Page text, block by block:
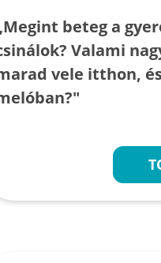
beteg a
Valami
vele itthon,